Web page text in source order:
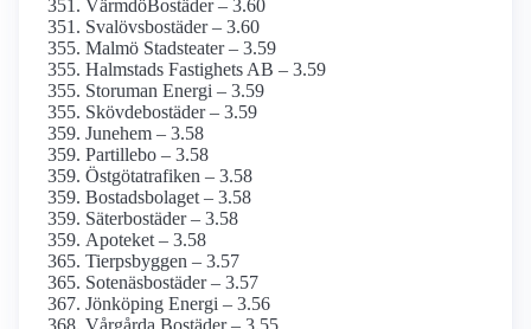
VärmdöBostäder – 3.60
Svalövsbostäder – 3.60
Malmö Stadsteater – 3.59
Halmstads Fastighets AB – 3.59
Storuman Energi – 3.59
Skövdebostäder – 3.59
Junehem – 3.58
Partillebo – 3.58
Östgötatrafiken – 3.58
Bostadsbolaget – 3.58
Säterbostäder – 3.58
Apoteket – 3.58
Tierpsbyggen – 3.57
Sotenäsbostäder – 3.57
Jönköping Energi – 3.56
Vårgårda Bostäder – 3.55